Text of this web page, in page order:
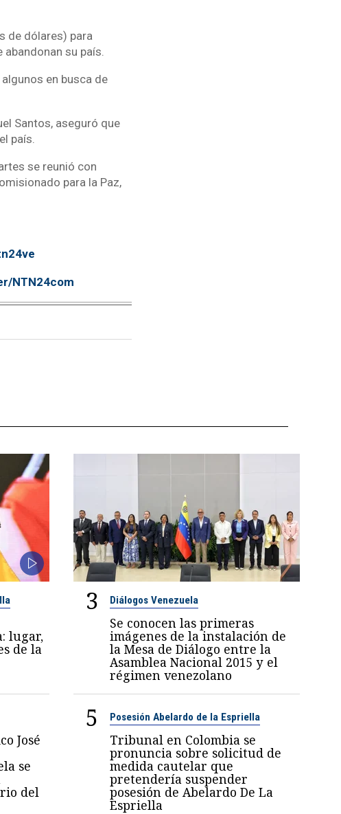
de dólares) para
su país.
en busca de
Santos, aseguró que
país.
se reunió con
para la Paz,
NTN24com
lugar,
de la
3 Diálogos Venezuela
Se conocen las primeras
imágenes de la instalación de
la Mesa de Diálogo entre la
Asamblea Nacional 2015 y el
régimen venezolano
José
se
del
5 Posesión Abelardo de la Espriella
Tribunal en Colombia se
pronuncia sobre solicitud de
medida cautelar que
pretendería suspender
posesión de Abelardo De La
Espriella